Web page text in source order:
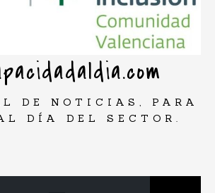
DE NOTICIAS, PARA
DÍA DEL SECTOR.